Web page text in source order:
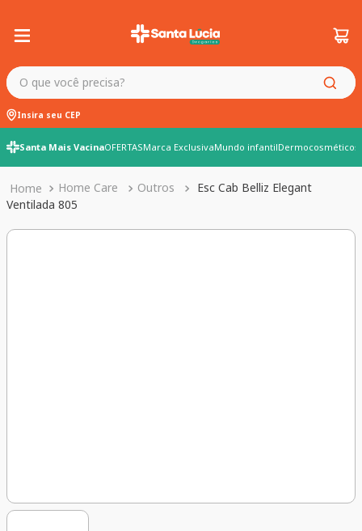
O que você precisa?
Insira seu CEP
Santa Mais VacinaOFERTASMarca ExclusivaMundo infantilDermocosméticos
Home Care Outros
Esc Cab Belliz Elegant
Ventilada 805